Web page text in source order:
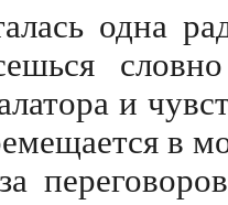
одна
и
в